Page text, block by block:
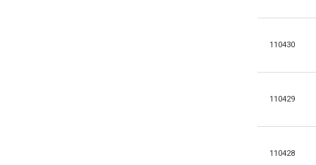
110430
110429
110428